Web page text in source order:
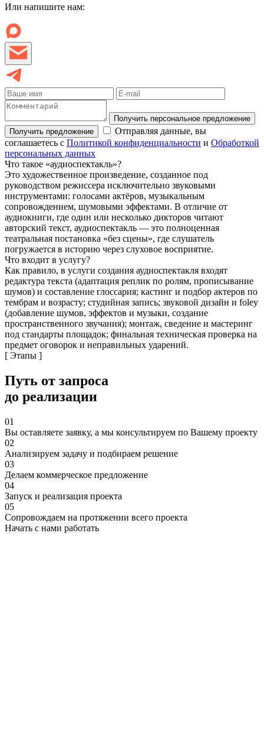
Или напишите нам:
Получить персональное предложение
Получить предложение
Отправляя данные, вы
соглашаетесь с Политикой конфиденциальности и Обработкой
персональных данных
Что такое «аудиоспектакль»?
Это художественное произведение, созданное под
руководством режиссера исключительно звуковыми
инструментами: голосами актёров, музыкальным
сопровождением, шумовыми эффектами. В отличие от
аудиокниги, где один или несколько дикторов читают
авторский текст, аудиоспектакль — это полноценная
театральная постановка «без сцены», где слушатель
погружается в историю через слуховое восприятие.
Что входит в услугу?
Как правило, в услуги создания аудиоспектакля входят
редактура текста (адаптация реплик по ролям, прописывание
шумов) и составление глоссария; кастинг и подбор актеров по
тембрам и возрасту; студийная запись; звуковой дизайн и foley
(добавление шумов, эффектов и музыки, создание
пространственного звучания); монтаж, сведение и мастеринг
под стандарты площадок; финальная техническая проверка на
предмет оговорок и неправильных ударений.
[ Этапы ]
Путь от запроса
до реализации
01
Вы оставляете заявку, а мы консультируем по Вашему проекту
02
Анализируем задачу и подбираем решение
03
Делаем коммерческое предложение
04
Запуск и реализация проекта
05
Сопровождаем на протяжении всего проекта
Начать с нами работать